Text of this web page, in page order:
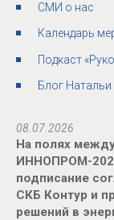
СМИ о нас
Календарь
Подкаст
Блог
08.07.2026
На полях
ИННОПРОМ-
подписание
СКБ Контур и
решений в